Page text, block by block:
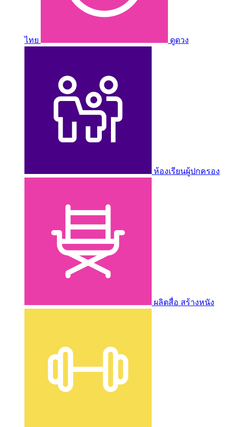
ไทย ดูดวง
ห้องเรียนผู้ปกครอง
ผลิตสื่อ สร้างหนัง